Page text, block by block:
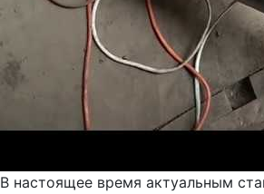
В настоящее время актуальным